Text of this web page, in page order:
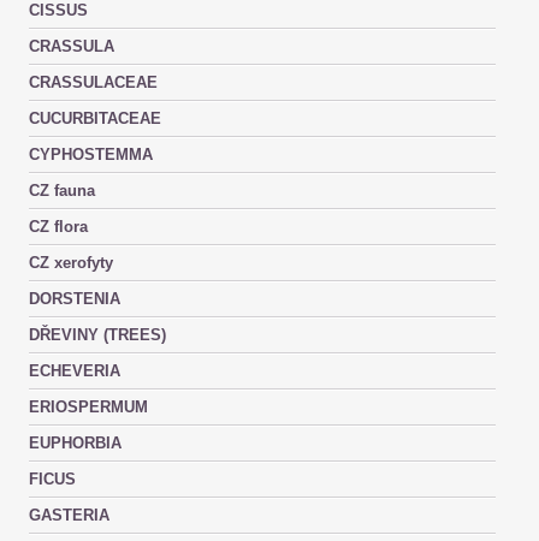
CISSUS
CRASSULA
CRASSULACEAE
CUCURBITACEAE
CYPHOSTEMMA
CZ fauna
CZ flora
CZ xerofyty
DORSTENIA
DŘEVINY (TREES)
ECHEVERIA
ERIOSPERMUM
EUPHORBIA
FICUS
GASTERIA